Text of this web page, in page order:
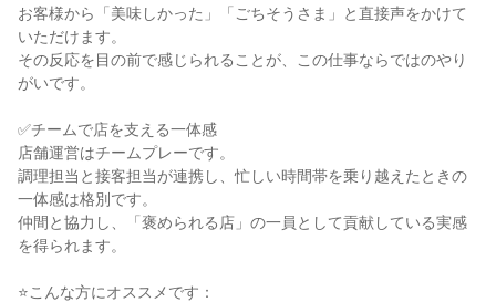
お客様から「美味しかった」「ごちそうさま」と直接声をかけて
いただけます。
その反応を目の前で感じられることが、この仕事ならではのやり
がいです。
✅チームで店を支える一体感
店舗運営はチームプレーです。
調理担当と接客担当が連携し、忙しい時間帯を乗り越えたときの
一体感は格別です。
仲間と協力し、「褒められる店」の一員として貢献している実感
を得られます。
⭐こんな方にオススメです：